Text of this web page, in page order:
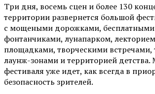
Три дня, восемь сцен и более 130
территории развернется большой
с мощеными дорожками,
фонтанчиками, лунапарком,
площадками, творческими встречами,
лаунж-зонами и территорией детства.
фестиваля уже идет, как всегда в
безопасность зрителей.